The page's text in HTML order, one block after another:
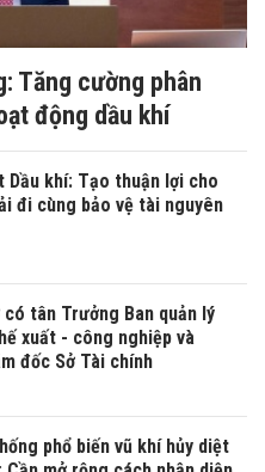
Tăng cường phân
động dầu khí
Dầu khí: Tạo thuận lợi cho
đi cùng bảo vệ tài nguyên
có tân Trưởng Ban quản lý
xuất - công nghiệp và
đốc Sở Tài chính
phổ biến vũ khí hủy diệt